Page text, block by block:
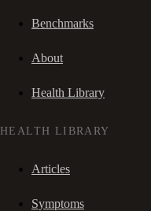
Benchmarks
About
Health Library
HEALTH LIBRARY
Articles
Symptoms